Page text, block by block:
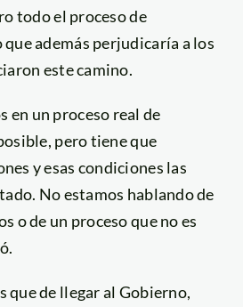
todo el proceso de
además perjudicaría a los
este camino.
en un proceso real de
pero tiene que
y esas condiciones las
No estamos hablando de
o de un proceso que no es
que de llegar al Gobierno,